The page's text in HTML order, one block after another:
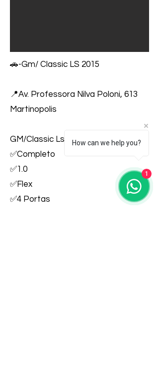
🚗-Gm/ Classic LS 2015
📍Av. Professora Nilva Poloni, 613
Martinopolis
GM/Classic Ls 2015
✅Completo
✅1.0
✅Flex
✅4 Portas
How can we help you?
1